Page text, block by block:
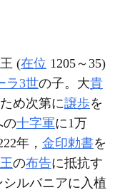
(在位 1205～35)
ラ3世の子。大貴
め次第に譲歩を
の十字軍に1万
年， 金印勅書を
の布告に抵抗す
ルバニアに入植